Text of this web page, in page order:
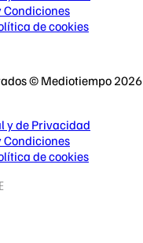
Condiciones
de cookies
© Mediotiempo 2026
y de Privacidad
Condiciones
de cookies